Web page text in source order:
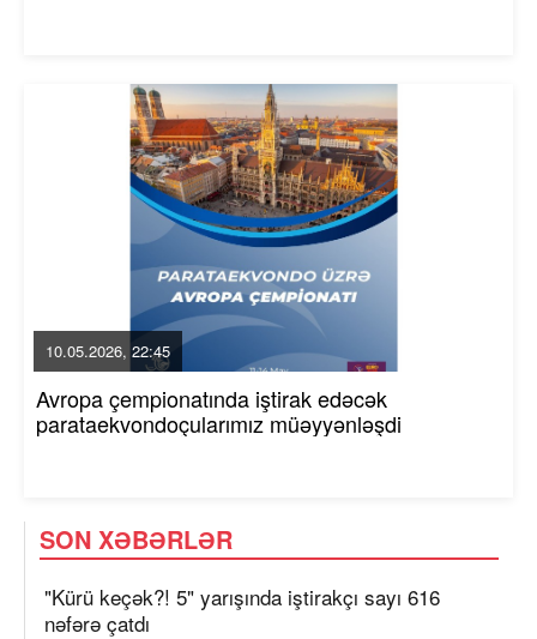
10.05.2026, 22:45
Avropa çempionatında iştirak edəcək
parataekvondoçularımız müəyyənləşdi
SON XƏBƏRLƏR
"Kürü keçək?! 5" yarışında iştirakçı sayı 616
nəfərə çatdı